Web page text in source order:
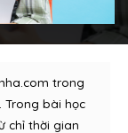
trong
Trong bài học
chỉ thời gian